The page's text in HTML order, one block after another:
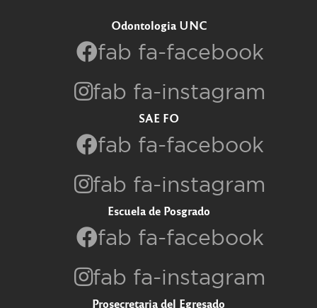
Odontologia UNC
fab fa-facebook
fab fa-instagram
SAE FO
fab fa-facebook
fab fa-instagram
Escuela de Posgrado
fab fa-facebook
fab fa-instagram
Prosecretaria del Egresado